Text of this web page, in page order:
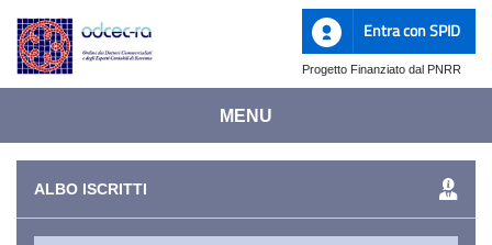
Entra con SPID
Progetto Finanziato dal PNRR
MENU
ALBO ISCRITTI